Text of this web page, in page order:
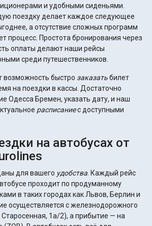
и удобными сиденьями.
поездку делает каждое следующее
а отсутствие сложных программ
процесс. Простота бронирования через
оплаты делают наши рейсы
среди путешественников.
возможность быстро заказатьбилет
на поездки в кассы. Достаточно
Одесса Бремен, указать дату, и наш
расписаниес доступными
на автобусах от
для вашего удобства. Каждый рейс
проходит по продуманному
в таких городах как Львов, Берлин и
осуществляется с железнодорожного
1а/2), а прибытие — на